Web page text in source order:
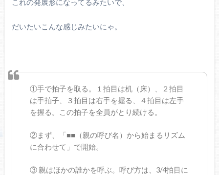
だいたいこんな感じみたいにゃ。
①手で拍子を取る。１拍目は机（床）、２拍目
は手拍子、３拍目は右手を握る、４拍目は左手
を握る。この拍子を全員がとり続ける。
②まず、「■■（親の呼び名）から始まるリズム
に合わせて」で開始。
③ 親はほかの誰かを呼ぶ。呼び方は、3/4拍目に